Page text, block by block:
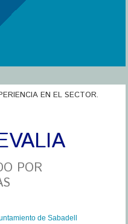
EN EL SECTOR.
POR
de Sabadell